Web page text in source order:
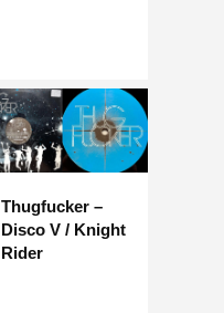
Thugfucker –
Disco V / Knight
Rider